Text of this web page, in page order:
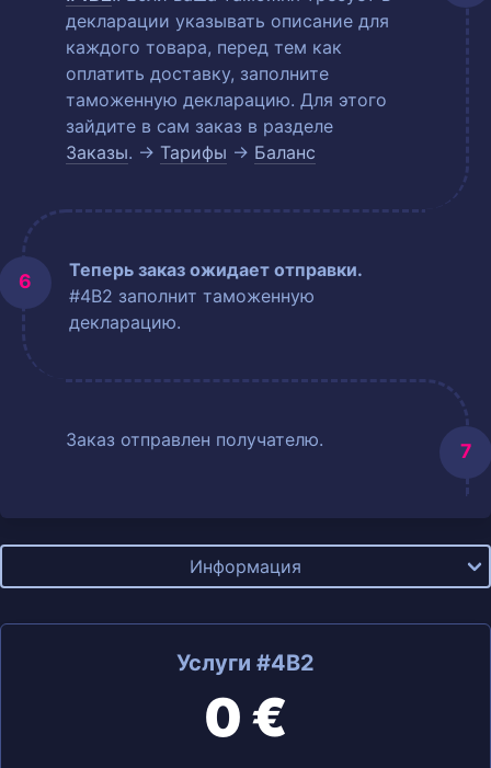
декларации указывать описание для
каждого товара, перед тем как
оплатить доставку, заполните
таможенную декларацию. Для этого
зайдите в сам заказ в разделе
Заказы. → Тарифы → Баланс
Теперь заказ ожидает отправки.
#4B2 заполнит таможенную
декларацию.
Заказ отправлен получателю.
Информация
Услуги #4B2
0 €